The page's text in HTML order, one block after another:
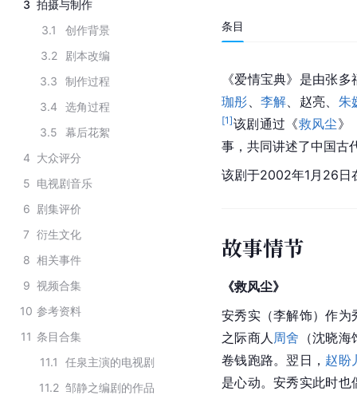
3 拍摄与制作
3.1
创作背景
3.2
剧本改编
3.3
制作过程
3.4
选角过程
3.5
幕后花絮
4 大众评分
5 电视剧音乐
6 剧集评价
7 衍生文化
8 相关事件
9 视频合集
10 参考资料
11 条目合集
11.1
任泉主演的电视剧
11.2 邹静之编剧的作品
条目
《爱情宝典》是由张
珈彤
李解 、赵亮、 朱
[1]该剧通过《救风尘》
事，共同讲述了中国古
该剧于2002年1月26日
故事情节
《救风尘》
安秀实（李解饰）作为
之际商人 周舍 （沈晓
卷钱跑路。翌日， 赵盼
是心动。安秀实此时